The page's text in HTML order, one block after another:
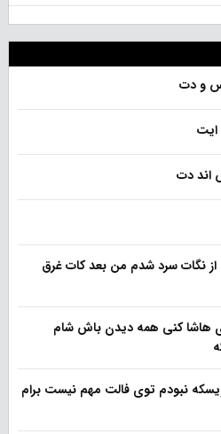
و دت
ایت
اند دت
از نگات سرد شدم من بعد کات غرق
هاشا کنی همه دیدن باش شام
نبودم توی فالت مهم نیست برام